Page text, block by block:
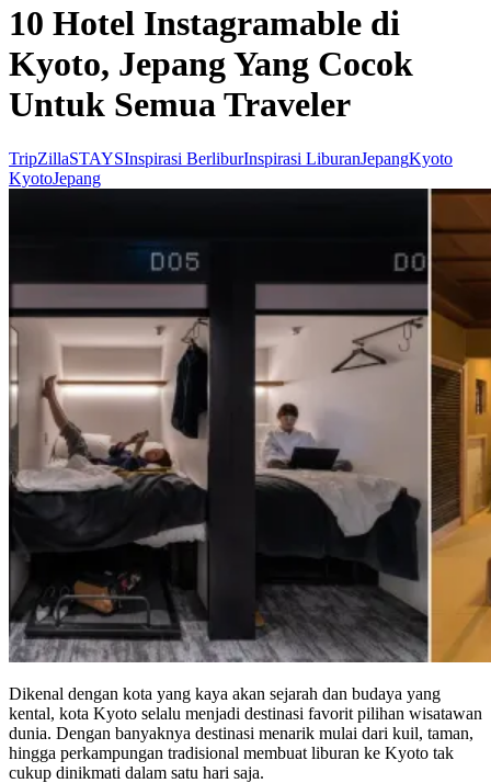
10 Hotel Instagramable di
Kyoto, Jepang Yang Cocok
Untuk Semua Traveler
TripZillaSTAYSInspirasi BerliburInspirasi LiburanJepangKyoto
KyotoJepang
Dikenal dengan kota yang kaya akan sejarah dan budaya yang
kental, kota Kyoto selalu menjadi destinasi favorit pilihan wisatawan
dunia. Dengan banyaknya destinasi menarik mulai dari kuil, taman,
hingga perkampungan tradisional membuat liburan ke Kyoto tak
cukup dinikmati dalam satu hari saja.